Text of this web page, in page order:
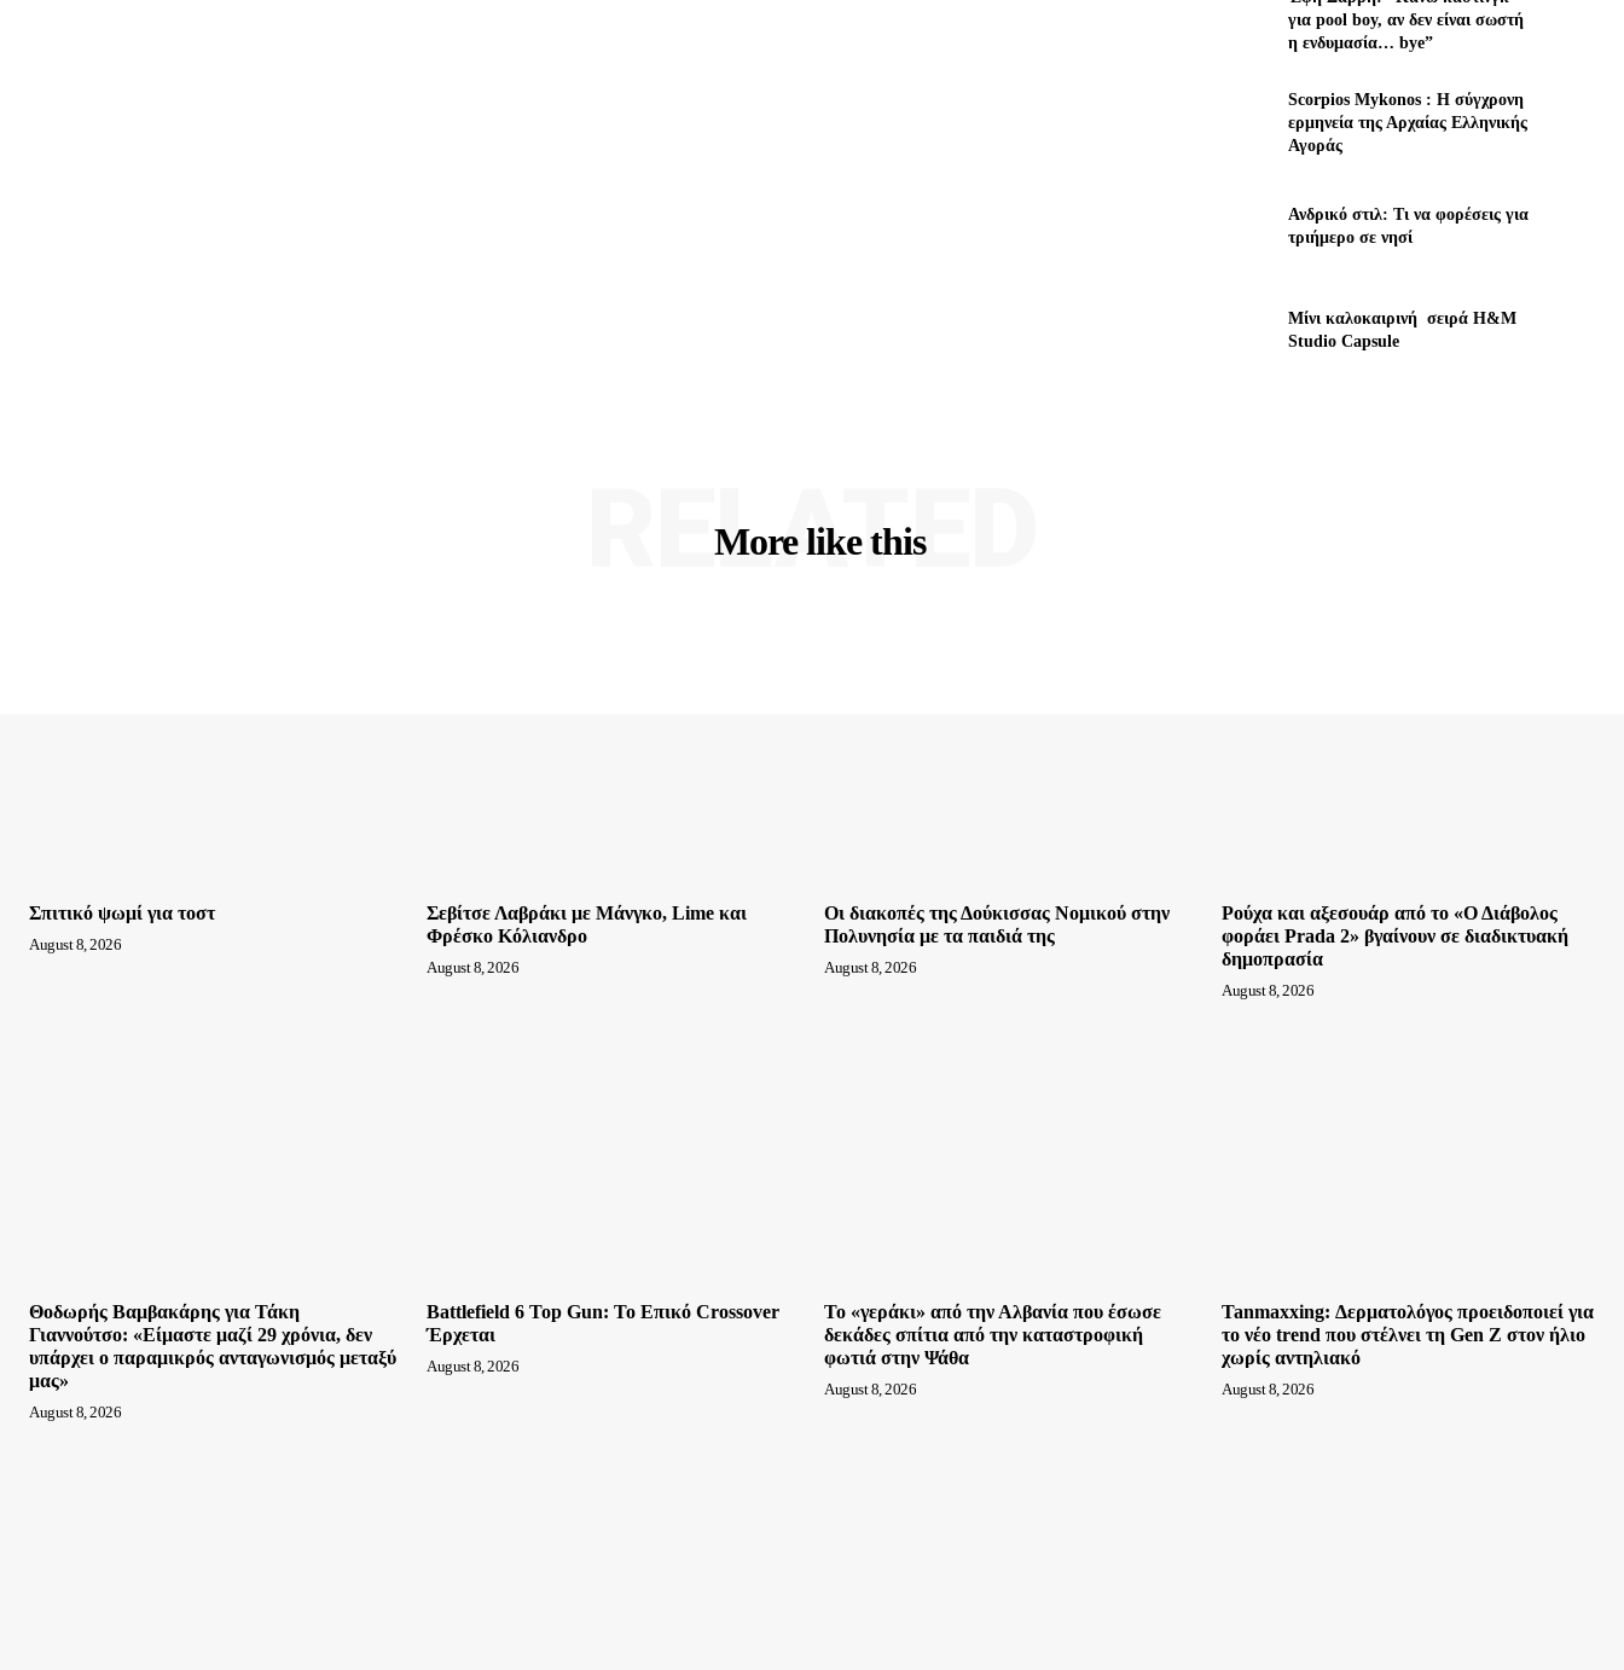
για pool boy, αν δεν είναι σωστή
η ενδυμασία… bye”
Scorpios Mykonos : Η σύγχρονη
ερμηνεία της Αρχαίας Ελληνικής
Αγοράς
Ανδρικό στιλ: Τι να φορέσεις για
τριήμερο σε νησί
Μίνι καλοκαιρινή σειρά H&M
Studio Capsule
More like this
RELATED
Σπιτικό ψωμί για τοστ
August 8, 2026
Σεβίτσε Λαβράκι με Μάνγκο, Lime και
Φρέσκο Κόλιανδρο
August 8, 2026
Οι διακοπές της Δούκισσας Νομικού στην
Πολυνησία με τα παιδιά της
August 8, 2026
Ρούχα και αξεσουάρ από το «Ο Διάβολος
φοράει Prada 2» βγαίνουν σε διαδικτυακή
δημοπρασία
August 8, 2026
Θοδωρής Βαμβακάρης για Τάκη
Γιαννούτσο: «Είμαστε μαζί 29 χρόνια, δεν
υπάρχει ο παραμικρός ανταγωνισμός μεταξύ
μας»
August 8, 2026
Battlefield 6 Top Gun: Το Επικό Crossover
Έρχεται
August 8, 2026
Το «γεράκι» από την Αλβανία που έσωσε
δεκάδες σπίτια από την καταστροφική
φωτιά στην Ψάθα
August 8, 2026
Tanmaxxing: Δερματολόγος προειδοποιεί για
το νέο trend που στέλνει τη Gen Z στον ήλιο
χωρίς αντηλιακό
August 8, 2026